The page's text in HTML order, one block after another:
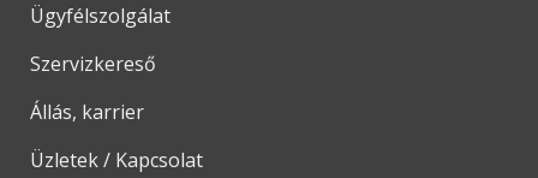
Ügyfélszolgálat
Szervizkereső
Állás, karrier
Üzletek / Kapcsolat